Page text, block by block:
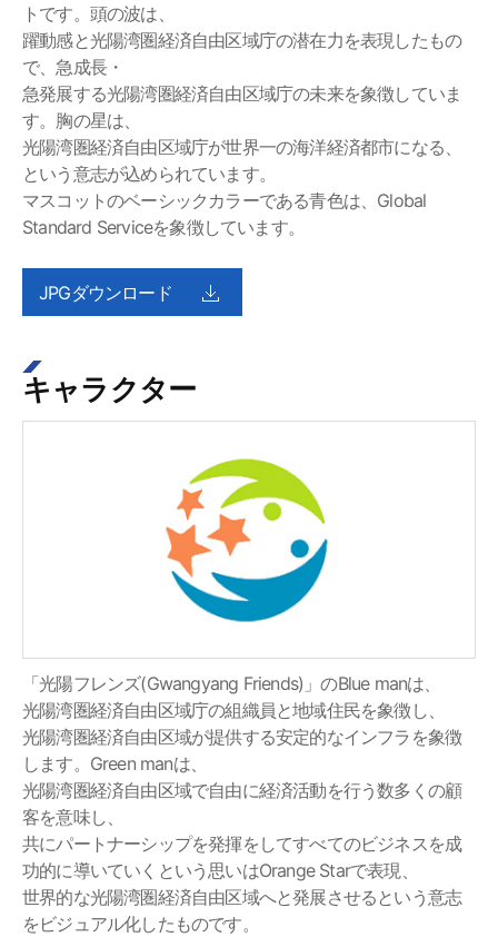
トです。頭の波は、
躍動感と光陽湾圏経済自由区域庁の潜在力を表現したもの
で、急成長・
急発展する光陽湾圏経済自由区域庁の未来を象徴していま
す。胸の星は、
光陽湾圏経済自由区域庁が世界一の海洋経済都市になる、
という意志が込められています。
マスコットのベーシックカラーである青色は、Global
Standard Serviceを象徴しています。
JPGダウンロード
キャラクター
「光陽フレンズ(Gwangyang Friends)」のBlue manは、
光陽湾圏経済自由区域庁の組織員と地域住民を象徴し、
光陽湾圏経済自由区域が提供する安定的なインフラを象徴
します。Green manは、
光陽湾圏経済自由区域で自由に経済活動を行う数多くの顧
客を意味し、
共にパートナーシップを発揮をしてすべてのビジネスを成
功的に導いていくという思いはOrange Starで表現、
世界的な光陽湾圏経済自由区域へと発展させるという意志
をビジュアル化したものです。